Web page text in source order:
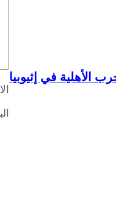
الأهلية في إثيوبيا